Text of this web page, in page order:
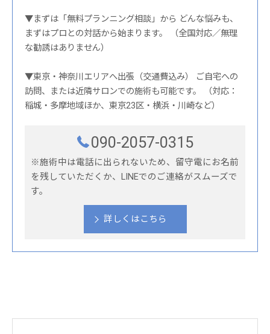
▼まずは「無料プランニング相談」から どんな悩みも、
まずはプロとの対話から始まります。 （全国対応／無理
な勧誘はありません）
▼東京・神奈川エリアへ出張（交通費込み） ご自宅への
訪問、または近隣サロンでの施術も可能です。 （対応：
稲城・多摩地域ほか、東京23区・横浜・川崎など）
090-2057-0315
※施術中は電話に出られないため、留守電にお名前
を残していただくか、LINEでのご連絡がスムーズで
す。
詳しくはこちら